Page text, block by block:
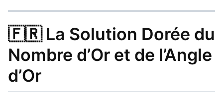
🇫🇷La Solution Dorée du
Nombre d’Or et de l’Angle
d’Or